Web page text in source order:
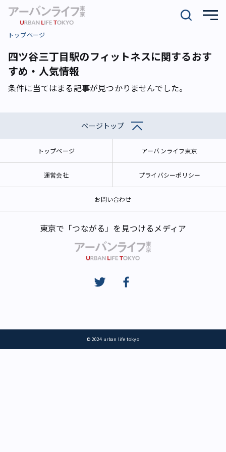
トップページ
四ツ谷三丁目駅のフィットネスに関するおす
すめ・人気情報
条件に当てはまる記事が見つかりませんでした。
ページトップ
トップページ アーバンライフ東京
運営会社 プライバシーポリシー
お問い合わせ
東京で「つながる」を見つけるメディア
© 2024 urban life tokyo